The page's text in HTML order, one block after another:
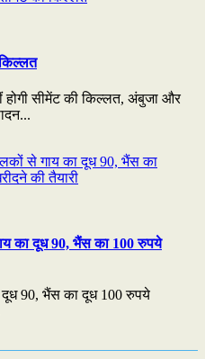
होगी सीमेंट की किल्लत, अंबुजा और
का दूध 90, भैंस का 100 रुपये
दूध 90, भैंस का दूध 100 रुपये